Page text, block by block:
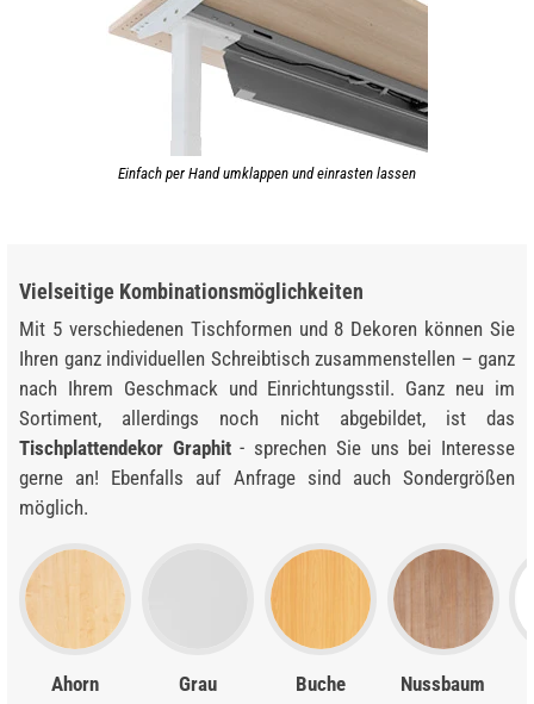
Einfach per Hand umklappen und einrasten lassen
Vielseitige Kombinationsmöglichkeiten
Mit 5 verschiedenen Tischformen und 8 Dekoren können Sie
Ihren ganz individuellen Schreibtisch zusammenstellen – ganz
nach Ihrem Geschmack und Einrichtungsstil. Ganz neu im
Sortiment, allerdings noch nicht abgebildet, ist das
Tischplattendekor Graphit- sprechen Sie uns bei Interesse
gerne an! Ebenfalls auf Anfrage sind auch Sondergrößen
möglich.
Ahorn Grau Buche Nussbaum